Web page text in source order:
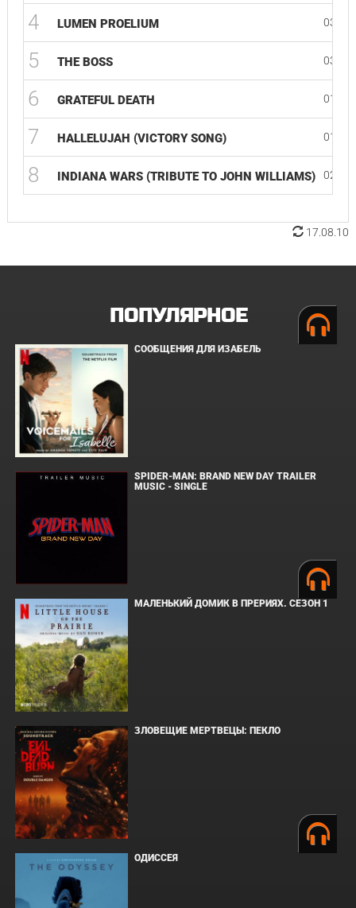
4 LUMEN PROELIUM 03:49
5 THE BOSS 03:17
6 GRATEFUL DEATH 01:04
7 HALLELUJAH (VICTORY SONG) 01:11
8 INDIANA WARS (TRIBUTE TO JOHN WILLIAMS) 02:41
17.08.10
ПОПУЛЯРНОЕ
СООБЩЕНИЯ ДЛЯ ИЗАБЕЛЬ
SPIDER-MAN: BRAND NEW DAY TRAILER
MUSIC - SINGLE
МАЛЕНЬКИЙ ДОМИК В ПРЕРИЯХ. СЕЗОН 1
ЗЛОВЕЩИЕ МЕРТВЕЦЫ: ПЕКЛО
ОДИССЕЯ